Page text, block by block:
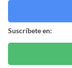
Suscríbete en: